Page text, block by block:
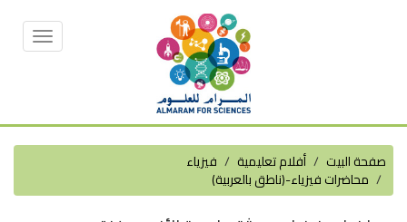
Toggle
صفحة البيت أفلام تعليمية فيزياء
محاضرات فيزياء-(ناطق بالعربية)